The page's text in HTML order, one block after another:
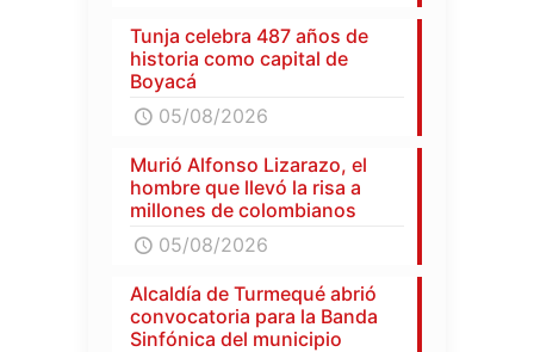
Tunja celebra 487 años de
historia como capital de
Boyacá
05/08/2026
Murió Alfonso Lizarazo, el
hombre que llevó la risa a
millones de colombianos
05/08/2026
Alcaldía de Turmequé abrió
convocatoria para la Banda
Sinfónica del municipio